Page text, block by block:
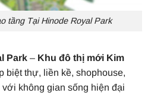
tầng Tại Hinode Royal Park
Park – Khu đô thị mới Kim
biệt thự, liền kề, shophouse,
không gian sống hiện đại